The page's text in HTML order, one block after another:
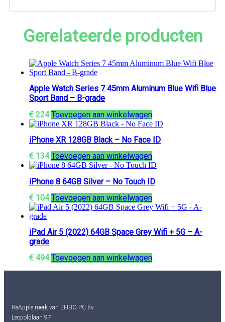
Gerelateerde producten
Apple Watch Series 7 45mm Aluminum Blue Wifi Blue
Sport Band – B-grade
€ 224 Toevoegen aan winkelwagen
iPhone XR 128GB Black – No Face ID
€ 134 Toevoegen aan winkelwagen
iPhone 8 64GB Silver – No Touch ID
€ 104 Toevoegen aan winkelwagen
iPad Air 5 (2022) 64GB Space Grey Wifi + 5G – A-
grade
€ 494 Toevoegen aan winkelwagen
ReApple merk van EHBO-PC bv
Leopoldlaan 97